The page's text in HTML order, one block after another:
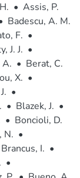
• Assis, P.
Badescu, A. M.
F. •
J. J. •
A. • Berat, C.
X. •
•
• Blazek, J. •
• Boncioli, D.
N. •
Brancus, I. •
•